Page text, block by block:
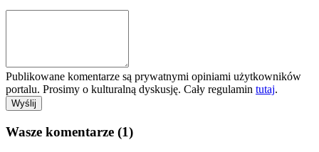
Publikowane komentarze są prywatnymi opiniami użytkowników
portalu. Prosimy o kulturalną dyskusję. Cały regulamin tutaj.
Wasze komentarze (1)